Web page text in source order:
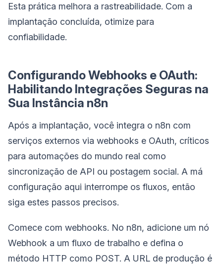
Esta prática melhora a rastreabilidade. Com a
implantação concluída, otimize para
confiabilidade.
Configurando Webhooks e OAuth:
Habilitando Integrações Seguras na
Sua Instância n8n
Após a implantação, você integra o n8n com
serviços externos via webhooks e OAuth, críticos
para automações do mundo real como
sincronização de API ou postagem social. A má
configuração aqui interrompe os fluxos, então
siga estes passos precisos.
Comece com webhooks. No n8n, adicione um nó
Webhook a um fluxo de trabalho e defina o
método HTTP como POST. A URL de produção é